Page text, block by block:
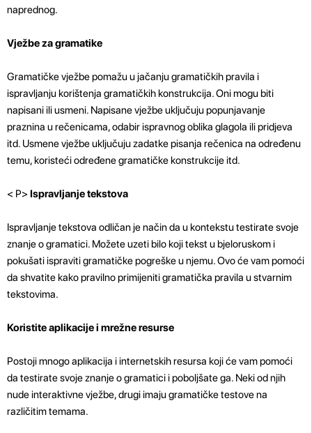
naprednog.
Vježbe za gramatike
Gramatičke vježbe pomažu u jačanju gramatičkih pravila i
ispravljanju korištenja gramatičkih konstrukcija. Oni mogu biti
napisani ili usmeni. Napisane vježbe uključuju popunjavanje
praznina u rečenicama, odabir ispravnog oblika glagola ili pridjeva
itd. Usmene vježbe uključuju zadatke pisanja rečenica na određenu
temu, koristeći određene gramatičke konstrukcije itd.
< P> Ispravljanje tekstova
Ispravljanje tekstova odličan je način da u kontekstu testirate svoje
znanje o gramatici. Možete uzeti bilo koji tekst u bjeloruskom i
pokušati ispraviti gramatičke pogreške u njemu. Ovo će vam pomoći
da shvatite kako pravilno primijeniti gramatička pravila u stvarnim
tekstovima.
Koristite aplikacije i mrežne resurse
Postoji mnogo aplikacija i internetskih resursa koji će vam pomoći
da testirate svoje znanje o gramatici i poboljšate ga. Neki od njih
nude interaktivne vježbe, drugi imaju gramatičke testove na
različitim temama.